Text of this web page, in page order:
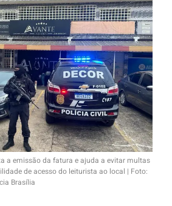
a emissão da fatura e ajuda a evitar multas
de acesso do leiturista ao local | Foto:
Brasília